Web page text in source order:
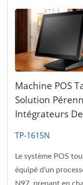
Machine POS
Solution
Intégrateurs
TP-1615N
Le système POS
équipé d'un
N97, prenant en